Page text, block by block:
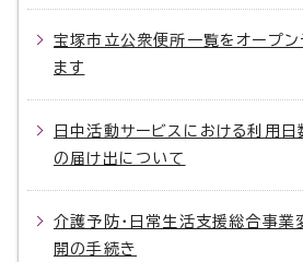
宝塚市立公衆便所一覧をオープン
ます
日中活動サービスにおける利用
の届け出について
介護予防・日常生活支援総合事業
開の手続き